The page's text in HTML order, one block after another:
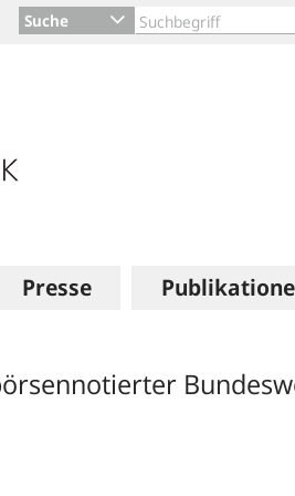
Suche
Presse